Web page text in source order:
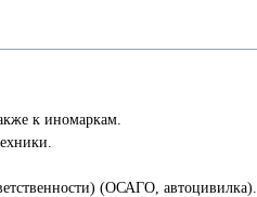
к иномаркам.
(ОСАГО, автоцивилка).